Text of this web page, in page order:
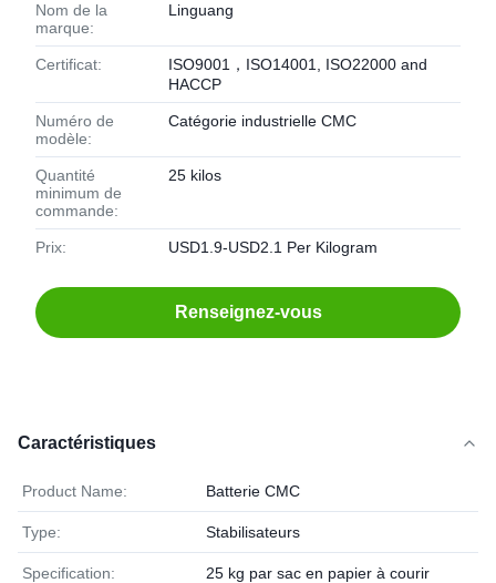
Nom de la
marque:
Linguang
Certificat:
ISO9001，ISO14001, ISO22000 and
HACCP
Numéro de
modèle:
Catégorie industrielle CMC
Quantité
minimum de
commande:
25 kilos
Prix: USD1.9-USD2.1 Per Kilogram
Renseignez-vous
Caractéristiques
Product Name: Batterie CMC
Type: Stabilisateurs
Specification: 25 kg par sac en papier à courir